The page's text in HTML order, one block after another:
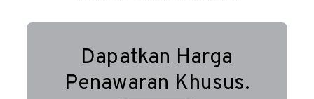
Dapatkan Harga
Penawaran Khusus.